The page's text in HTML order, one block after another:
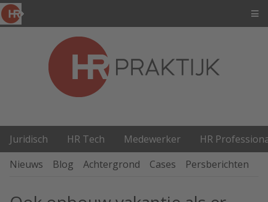
Juridisch HR Tech Medewerker
HR
Nieuws
Blog Achtergrond Cases Persberichten